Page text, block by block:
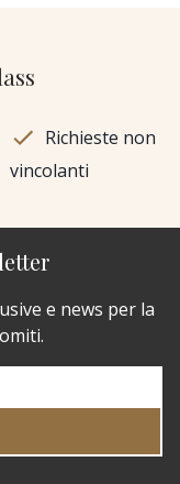
Richieste non
vincolanti
e news per la